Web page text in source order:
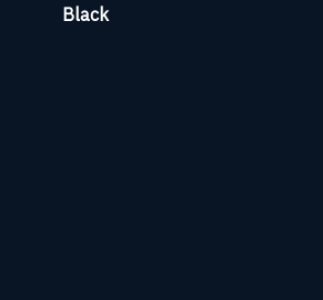
Black